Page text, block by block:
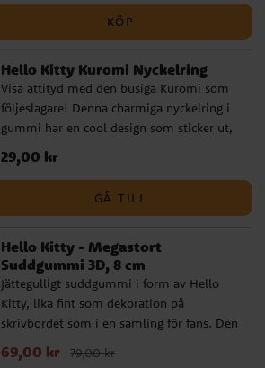
för små barn som vill bära sina egna saker.
Ryggsäcken har justerbara och vadderade
rymligt huvudfack med dubbel dragkedja.
På sidan finns en nätficka för vattenflaska
och framtill ett separat ytterfack – perfekt
för småsaker. Mått: ca 27,5 × 33,5 × 10 cm
Material: 100 % polyester Detta är en
officiellt licensierad produkt från
KÖP
Hello Kitty Kuromi Nyckelring
Visa attityd med den busiga Kuromi som
följeslagare! Denna charmiga nyckelring i
gummi har en cool design som sticker ut,
perfekt att fästa på nycklar, väskor eller
ryggsäckar. ✓ Material: Gummi ✓ Officiellt
licensierad produkt
Pris:29,00 kr
29,00 kr
GÅ TILL
Hello Kitty - Megastort
Suddgummi 3D, 8 cm
Jättegulligt suddgummi i form av Hello
Kitty, lika fint som dekoration på
skrivbordet som i en samling för fans. Den
detaljerade designen och den söta stilen
ger en tydlig kawaii-känsla som piggar
Nuvarande pris:69,00 kr
69,00 kr 79,00 kr